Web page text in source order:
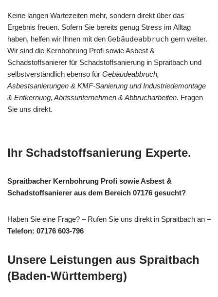
Keine langen Wartezeiten mehr, sondern direkt über das
Ergebnis freuen. Sofern Sie bereits genug Stress im Alltag
haben, helfen wir Ihnen mit den Gebäudeabbruch gern weiter.
Wir sind die Kernbohrung Profi sowie Asbest &
Schadstoffsanierer für Schadstoffsanierung in Spraitbach und
selbstverständlich ebenso für Gebäudeabbruch,
Asbestsanierungen & KMF-Sanierung und Industriedemontage
& Entkernung, Abrissunternehmen & Abbrucharbeiten. Fragen
Sie uns direkt.
Ihr Schadstoffsanierung Experte.
Spraitbacher Kernbohrung Profi sowie Asbest &
Schadstoffsanierer aus dem Bereich 07176 gesucht?
Haben Sie eine Frage? – Rufen Sie uns direkt in Spraitbach an –
Telefon: 07176 603-796
Unsere Leistungen aus Spraitbach
(Baden-Württemberg)